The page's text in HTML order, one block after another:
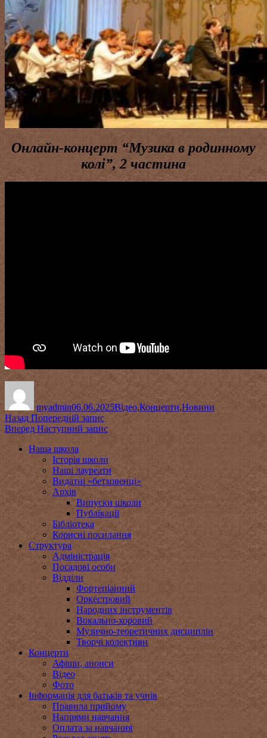
Онлайн-концерт “Музика в родинному
колі”, 2 частина
Автор
myadmin
Оприлюднено
06.06.2025
Категорії
Відео,Концерти,Новини
Навігація
записів
Назад Попередній
запис:
Попередній запис
Вперед Наступний
Наступний запис
Наша школа
Історія школи
Наші лауреати
Видатні «бетховенці»
Архів
Випуски школи
Публікації
Бібліотека
Корисні посилання
Структура
Адміністрація
Посадові особи
Відділи
Фортепіанний
Оркестровий
Народних інструментів
Вокально-хоровий
Музично-теоретичних дисциплін
Творчі колективи
Концерти
Афіши, анонси
Відео
Фото
Інформація для батьків та учнів
Правила прийому
Напрями навчання
Оплата за навчання